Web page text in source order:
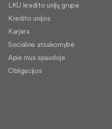
LKU kredito unijų grupė
Kredito unijos
Karjera
Socialinė atsakomybė
Apie mus spaudoje
Obligacijos